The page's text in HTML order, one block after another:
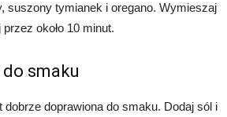
suszony tymianek i oregano. Wymieszaj
około 10 minut.
smaku
doprawiona do smaku. Dodaj sól i